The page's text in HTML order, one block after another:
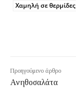
Χαμηλή σε θερμίδες
Προηγούμενο άρθρο
Ανηθοσαλάτα